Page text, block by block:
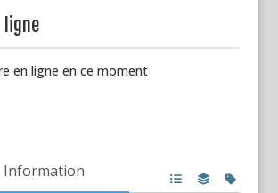
ligne
en ligne en ce moment
Information